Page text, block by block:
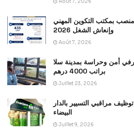
Août 7, 2026
مباراة توظيف 435 منصب بمكتب التكوين المهني
وإنعاش الشغل 2026
Août 7, 2026
توظيف 6 مشرفي أمن وحراسة بمدينة سلا
براتب 4000 درهم
Juillet 23, 2026
مراقبي التسيير بالدار
البيضاء
Juillet 9, 2026